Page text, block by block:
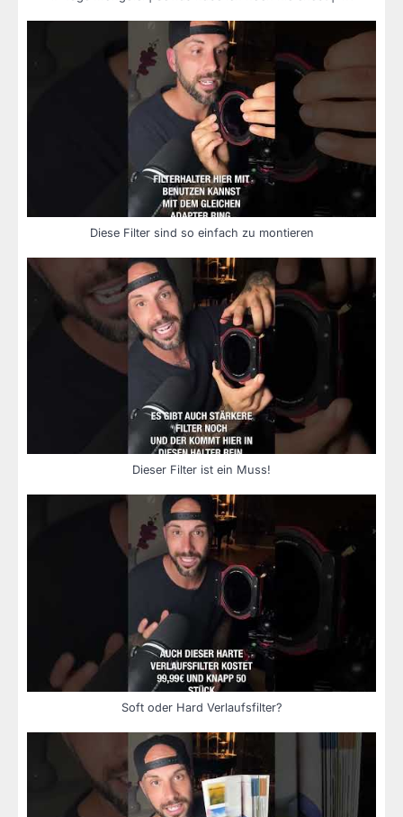
Diese Filter sind so einfach zu montieren
Dieser Filter ist ein Muss!
Soft oder Hard Verlaufsfilter?